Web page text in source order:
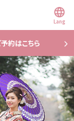
Lang
予約はこちら